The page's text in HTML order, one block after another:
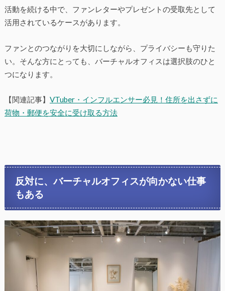
活動を続ける中で、ファンレターやプレゼントの受取先として
活用されているケースがあります。
ファンとのつながりを大切にしながら、プライバシーも守りた
い。そんな方にとっても、バーチャルオフィスは選択肢のひと
つになります。
【関連記事】 VTuber・インフルエンサー必見！住所を出さずに
荷物・郵便を安全に受け取る方法
反対に、バーチャルオフィスが向かない仕事
もある